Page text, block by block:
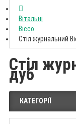
Вітальні
Віссо
Стіл журнальний
Стіл
дуб
КАТЕГОРІЇ